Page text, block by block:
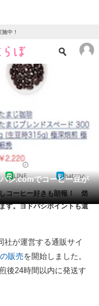
中！
ース
・育児
ーチ
シ.comでコーヒー豆が
LINE hatena
コーヒー好きも朗報！ 焙
す。ヨドバシポイントも還
が運営する通販サイ
販売を開始しました。
後24時間以内に発送す